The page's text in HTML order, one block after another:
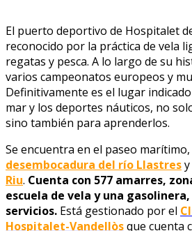
El puerto deportivo de Hospitalet
reconocido por la práctica de vela
regatas y pesca. A lo largo de su
varios campeonatos europeos y
Definitivamente es el lugar
mar y los deportes náuticos, no
sino también para aprenderlos.
Se encuentra en el paseo marítimo,
desembocadura del río Llastres
Riu. Cuenta con 577 amarres,
escuela de vela y una
servicios. Está gestionado por el
Hospitalet-Vandellòsque cuenta